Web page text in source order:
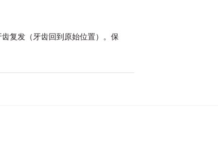
复发（牙齿回到原始位置）。保